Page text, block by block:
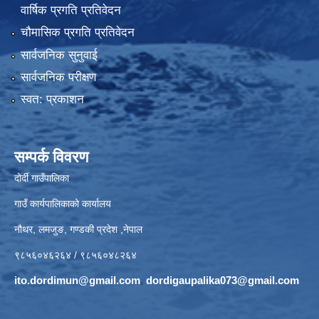
वार्षिक प्रगति प्रतिवेदन
चौमासिक प्रगति प्रतिवेदन
सार्वजनिक सुनुवाई
सार्वजनिक परीक्षण
स्वत: प्रकाशन
सम्पर्क विवरण
दोर्दी गाउँपालिका
गाउँ कार्यपालिकाको कार्यालय
नौथर, लमजुङ, गण्डकी प्रदेश ,नेपाल
९८५६०४६२६४ / ९८५६०४८२६४
ito.dordimun@gmail.com, dordigaupalika073@gmail.com